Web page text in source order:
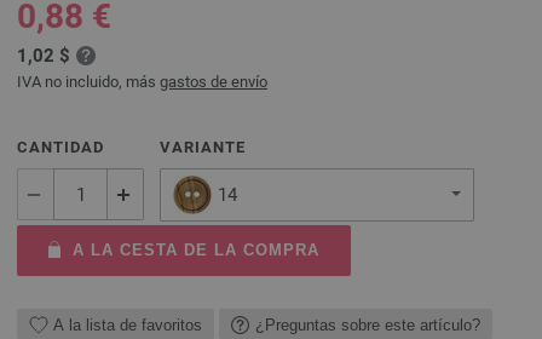
0,88 €
1,02 $
IVA no incluido, más gastos de envío
CANTIDAD VARIANTE
14
A LA CESTA DE LA COMPRA
A la lista de favoritos ¿Preguntas sobre este artículo?